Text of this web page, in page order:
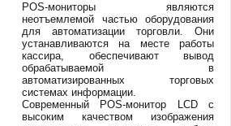
POS-мониторы являются
неотъемлемой частью оборудования
для автоматизации торговли. Они
устанавливаются на месте работы
кассира, обеспечивают вывод
обрабатываемой в
автоматизированных торговых
системах информации.
Современный POS-монитор LCD с
высоким качеством изображения